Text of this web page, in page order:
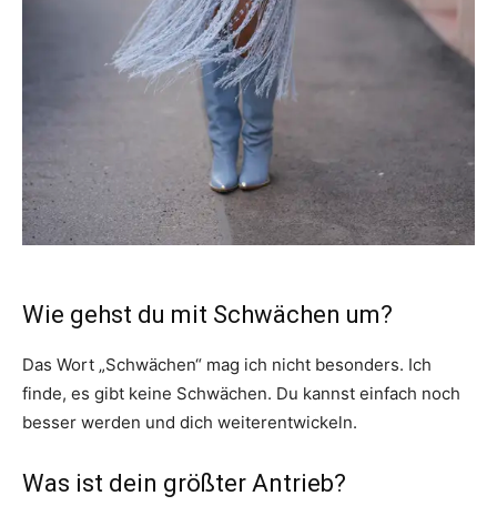
Wie gehst du mit Schwächen um?
Das Wort „Schwächen“ mag ich nicht besonders. Ich
finde, es gibt keine Schwächen. Du kannst einfach noch
besser werden und dich weiterentwickeln.
Was ist dein größter Antrieb?